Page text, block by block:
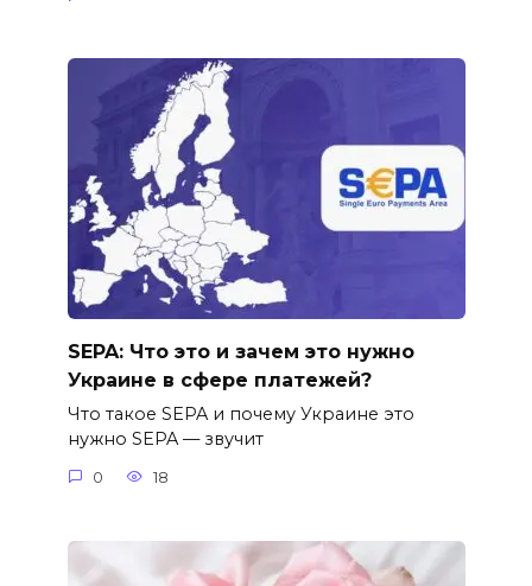
SEPA: Что это и зачем это нужно
Украине в сфере платежей?
Что такое SEPA и почему Украине это
нужно SEPA — звучит
0 18